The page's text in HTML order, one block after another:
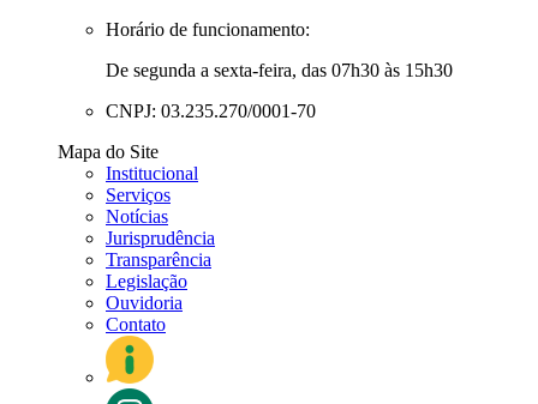
Horário de funcionamento:
De segunda a sexta-feira, das 07h30 às 15h30
CNPJ: 03.235.270/0001-70
Mapa do Site
Institucional
Serviços
Notícias
Jurisprudência
Transparência
Legislação
Ouvidoria
Contato